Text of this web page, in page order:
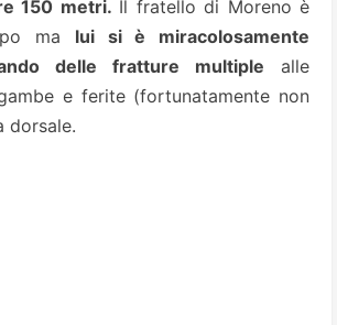
150 metri. Il fratello di Moreno è
ma lui si è miracolosamente
delle fratture multiple alle
e ferite (fortunatamente non
dorsale.